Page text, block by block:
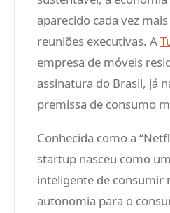
aparecido cada vez
reuniões executivas. A
empresa de móveis
assinatura do Brasil, já
premissa de consumo
Conhecida como a
startup nasceu como
inteligente de consumir
autonomia para o